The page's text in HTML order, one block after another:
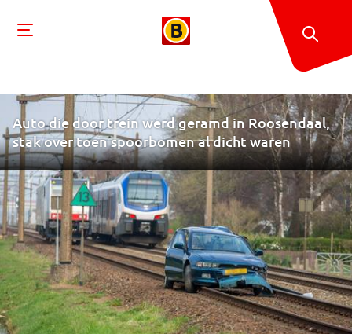
Auto die door trein werd geramd in Roosendaal,
stak over toen spoorbomen al dicht waren